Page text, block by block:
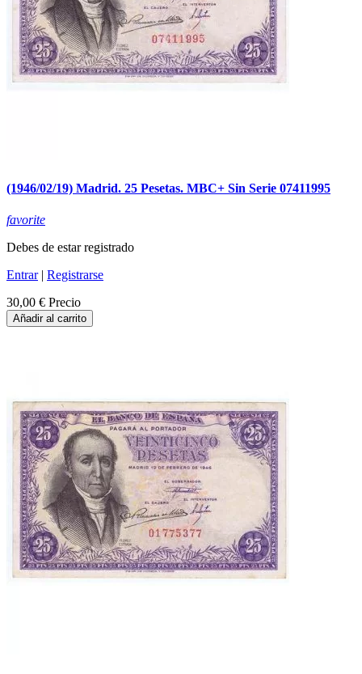
(1946/02/19) Madrid. 25 Pesetas. MBC+ Sin Serie 07411995
favorite
Debes de estar registrado
Entrar| Registrarse
30,00 € Precio
Añadir al carrito